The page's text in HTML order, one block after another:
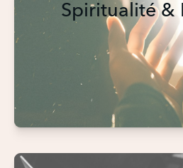
Spiritualité &